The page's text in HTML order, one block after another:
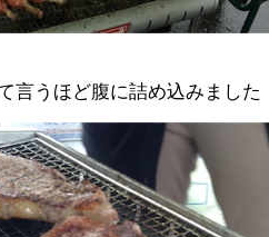
言うほど腹に詰め込みました